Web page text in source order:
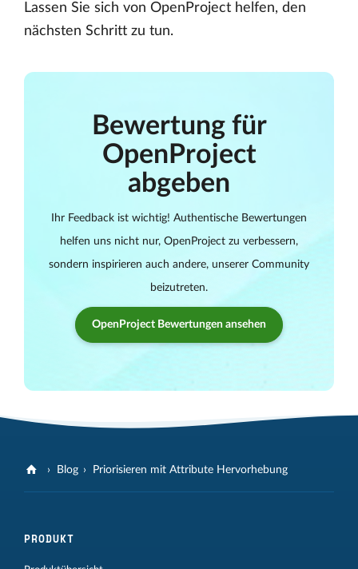
Lassen Sie sich von OpenProject helfen, den
nächsten Schritt zu tun.
Bewertung für
OpenProject
abgeben
Ihr Feedback ist wichtig! Authentische Bewertungen
helfen uns nicht nur, OpenProject zu verbessern,
sondern inspirieren auch andere, unserer Community
beizutreten.
OpenProject Bewertungen ansehen
Blog Priorisieren mit Attribute Hervorhebung
PRODUKT